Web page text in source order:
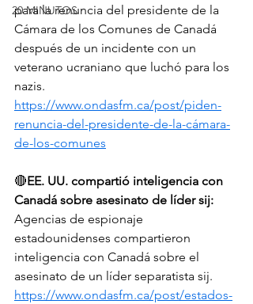
20 MINUTOS
para la renuncia del presidente de la
Cámara de los Comunes de Canadá
después de un incidente con un
veterano ucraniano que luchó para los
nazis.
https://www.ondasfm.ca/post/piden-
renuncia-del-presidente-de-la-cámara-
de-los-comunes
🔴EE. UU. compartió inteligencia con
Canadá sobre asesinato de líder sij:
Agencias de espionaje
estadounidenses compartieron
inteligencia con Canadá sobre el
asesinato de un líder separatista sij.
https://www.ondasfm.ca/post/estados-